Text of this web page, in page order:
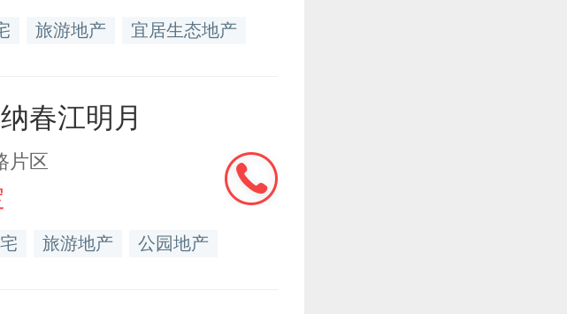
旅游地产 宜居生态地产
春江明月
片区
旅游地产 公园地产